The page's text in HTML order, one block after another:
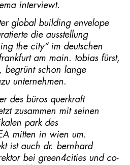
interviewt.
global building envelope
die ausstellung
the city“ im deutschen
am main. tobias fürst,
begrünt schon lange
unternehmen.
des büros querkraft
zusammen mit seinen
park des
mitten in wien um.
ist auch dr. bernhard
bei green4cities und co-